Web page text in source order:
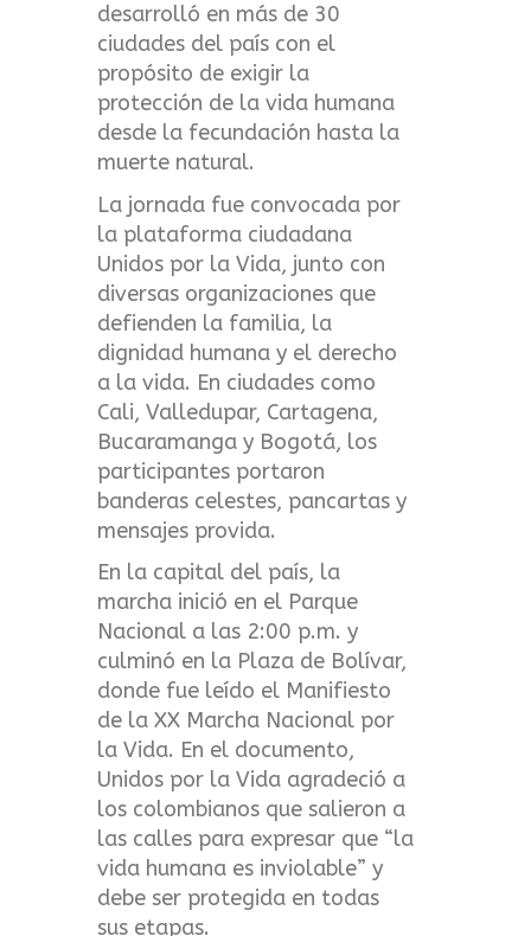
desarrolló en más de 30
ciudades del país con el
propósito de exigir la
protección de la vida humana
desde la fecundación hasta la
muerte natural.
La jornada fue convocada por
la plataforma ciudadana
Unidos por la Vida, junto con
diversas organizaciones que
defienden la familia, la
dignidad humana y el derecho
a la vida. En ciudades como
Cali, Valledupar, Cartagena,
Bucaramanga y Bogotá, los
participantes portaron
banderas celestes, pancartas y
mensajes provida.
En la capital del país, la
marcha inició en el Parque
Nacional a las 2:00 p.m. y
culminó en la Plaza de Bolívar,
donde fue leído el Manifiesto
de la XX Marcha Nacional por
la Vida. En el documento,
Unidos por la Vida agradeció a
los colombianos que salieron a
las calles para expresar que “la
vida humana es inviolable” y
debe ser protegida en todas
sus etapas.